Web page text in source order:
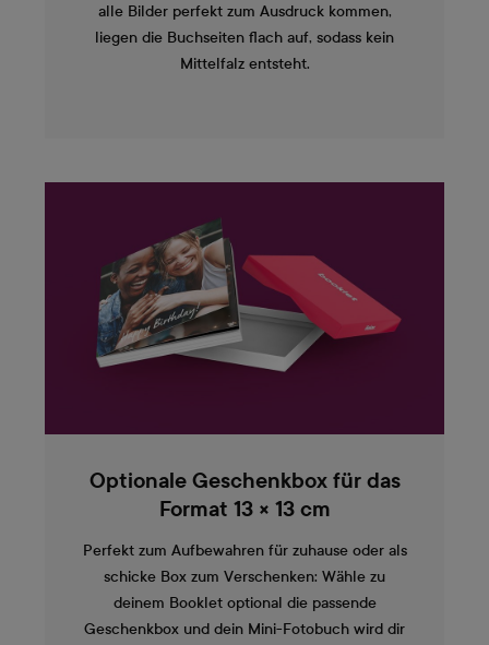
alle Bilder perfekt zum Ausdruck kommen,
liegen die Buchseiten flach auf, sodass kein
Mittelfalz entsteht.
Optionale Geschenkbox für das
Format 13 × 13 cm
Perfekt zum Aufbewahren für zuhause oder als
schicke Box zum Verschenken: Wähle zu
deinem Booklet optional die passende
Geschenkbox und dein Mini-Fotobuch wird dir